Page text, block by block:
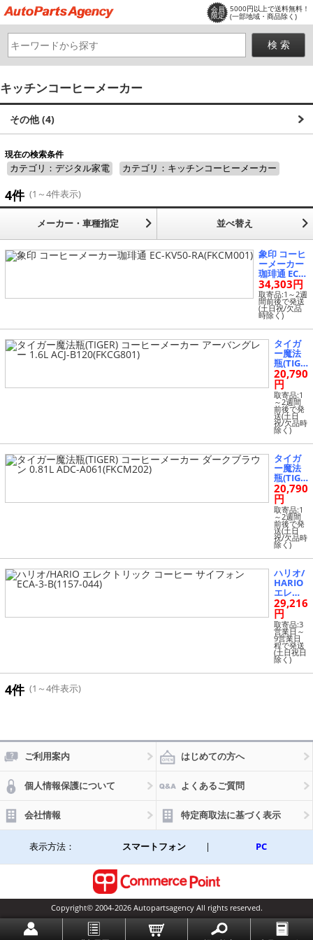
会員
限定
5000円以上で送料無料！
(一部地域・商品除く)
キッチンコーヒーメーカー
その他 (4)
現在の検索条件
カテゴリ：デジタル家電 カテゴリ：キッチンコーヒーメーカー
4件 (1～4件表示)
メーカー・車種指定 並べ替え
象印 コーヒ
ーメーカー
珈琲通 EC-K
V50-RA(FK
CM001)
34,303円
取寄品:1～2週
間前後で発送
(土日祝/欠品
時除く)
タイガ
ー魔法
瓶(TIGE
R) コー
ヒーメ
ーカー
アーバ
ングレ
ー 1.6L
ACJ-B12
0(FKCG
801)
20,790
円
取寄品:1
～2週間
前後で発
送(土日
祝/欠品時
除く)
タイガ
ー魔法
瓶(TIGE
R) コー
ヒーメ
ーカー
ダーク
ブラウ
ン 0.81L
ADC-A0
61(FKC
20,790
円
取寄品:1
～2週間
前後で発
送(土日
祝/欠品時
除く)
ハリオ/
HARIO
エレク
トリッ
ク コー
ヒー サ
イフォ
ン ECA-
3-B(115
7-044)
29,216
円
取寄品:3
営業日～
9営業日
程で発送
(土日祝日
除く)
4件 (1～4件表示)
ご利用案内 はじめての方へ
個人情報保護について よくあるご質問
会社情報 特定商取法に基づく表示
表示方法： スマートフォン | PC
Copyright© 2004-2026 Autopartsagency All rights reserved.
一番上に戻る